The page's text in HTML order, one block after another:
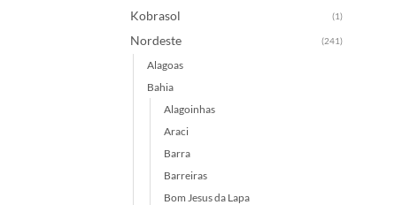
Kobrasol (1)
Nordeste (241)
Alagoas
Bahia
Alagoinhas
Araci
Barra
Barreiras
Bom Jesus da Lapa